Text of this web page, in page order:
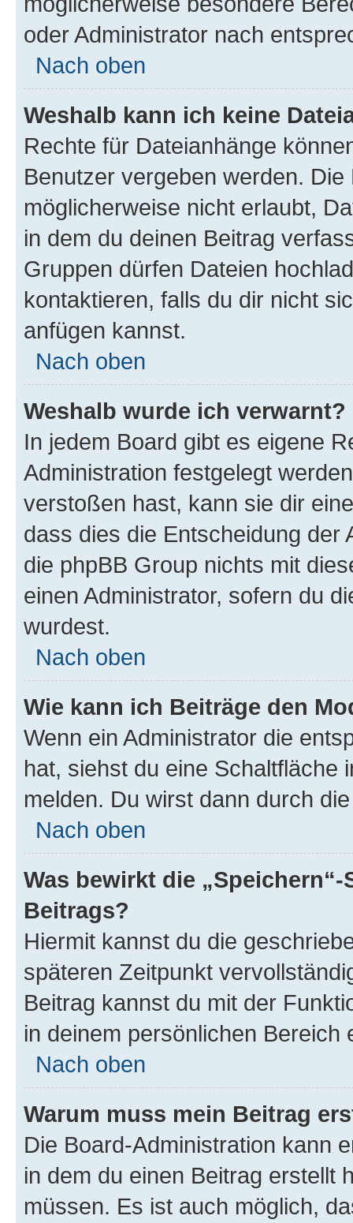
oder Administrator nach
Nach oben
Weshalb kann ich keine
Rechte für Dateianhänge
Benutzer vergeben werden.
möglicherweise nicht erlaubt,
in dem du deinen Beitrag
Gruppen dürfen Dateien
kontaktieren, falls du dir nicht
anfügen kannst.
Nach oben
Weshalb wurde ich verwarnt?
In jedem Board gibt es eigene
Administration festgelegt
verstoßen hast, kann sie dir
dass dies die Entscheidung der
die phpBB Group nichts mit
einen Administrator, sofern du
wurdest.
Nach oben
Wie kann ich Beiträge den
Wenn ein Administrator die
hat, siehst du eine Schaltfläche
melden. Du wirst dann durch
Nach oben
Was bewirkt die
Beitrags?
Hiermit kannst du die
späteren Zeitpunkt
Beitrag kannst du mit der
in deinem persönlichen Bereich
Nach oben
Warum muss mein Beitrag
Die Board-Administration kann
in dem du einen Beitrag erstellt
müssen. Es ist auch möglich,